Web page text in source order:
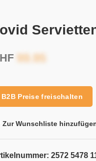
B2B Preise freischalten
Zur Wunschliste
2572 5478